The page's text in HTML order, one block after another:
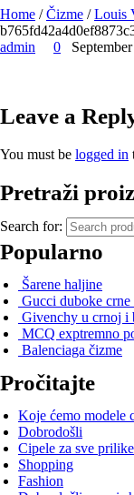
Home /Čizme /Louis
admin
0
Leave a
You must be logged in
Pretraži
Search for:
Popularno
Šarene haljine
Gucci duboke crne
Givenchy u crnoj i
MCQ exptremno
Balenciaga čizme
Pročitajte
Koje ćemo modele
Dobrodošli
Cipele za sve prilike
Shopping
Fashion